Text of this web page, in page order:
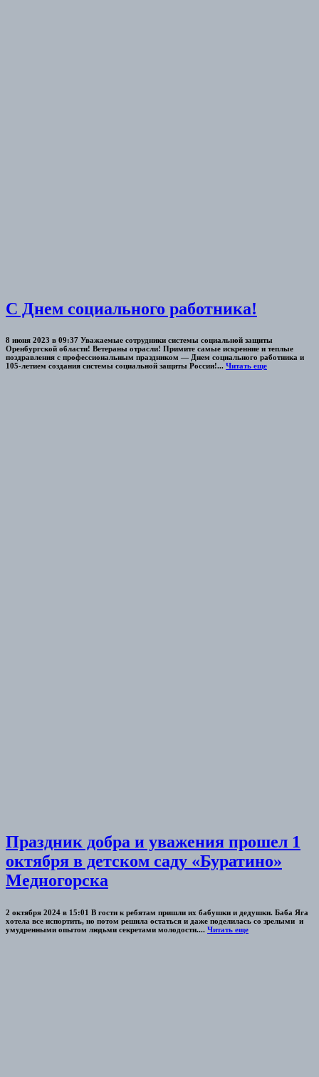
С Днем социального работника!
8 июня 2023 в 09:37 Уважаемые сотрудники системы социальной защиты
Оренбургской области! Ветераны отрасли! Примите самые искренние и теплые
поздравления с профессиональным праздником — Днем социального работника и
105-летием создания системы социальной защиты России!... Читать еще
Праздник добра и уважения прошел 1
октября в детском саду «Буратино»
Медногорска
2 октября 2024 в 15:01 В гости к ребятам пришли их бабушки и дедушки. Баба Яга
хотела все испортить, но потом решила остаться и даже поделилась со зрелыми и
умудренными опытом людьми секретами молодости.... Читать еще